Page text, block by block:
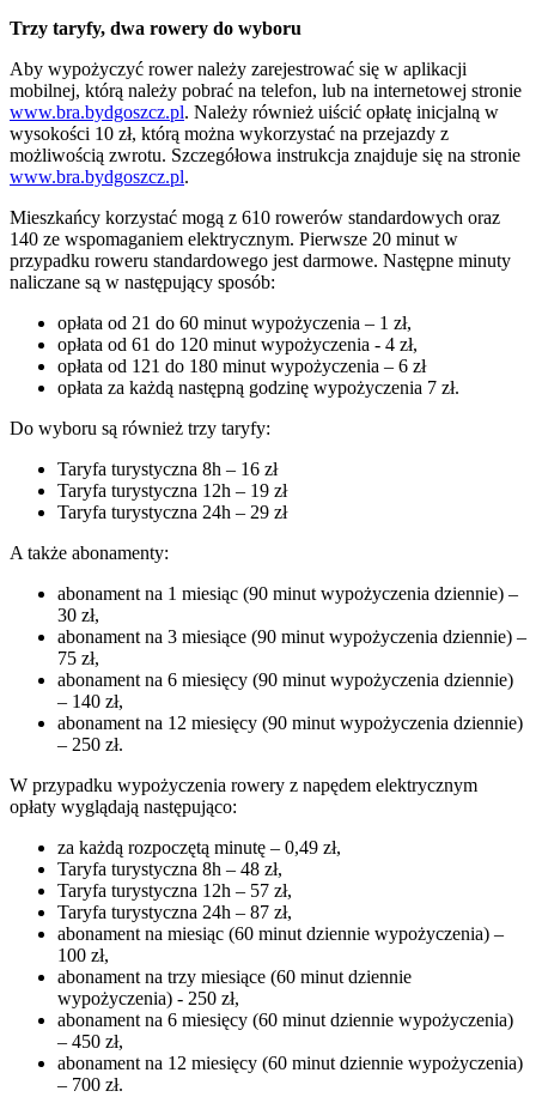
Trzy taryfy, dwa rowery do wyboru
Aby wypożyczyć rower należy zarejestrować się w aplikacji
mobilnej, którą należy pobrać na telefon, lub na internetowej stronie
www.bra.bydgoszcz.pl. Należy również uiścić opłatę inicjalną w
wysokości 10 zł, którą można wykorzystać na przejazdy z
możliwością zwrotu. Szczegółowa instrukcja znajduje się na stronie
www.bra.bydgoszcz.pl.
Mieszkańcy korzystać mogą z 610 rowerów standardowych oraz
140 ze wspomaganiem elektrycznym. Pierwsze 20 minut w
przypadku roweru standardowego jest darmowe. Następne minuty
naliczane są w następujący sposób:
opłata od 21 do 60 minut wypożyczenia – 1 zł,
opłata od 61 do 120 minut wypożyczenia - 4 zł,
opłata od 121 do 180 minut wypożyczenia – 6 zł
opłata za każdą następną godzinę wypożyczenia 7 zł.
Do wyboru są również trzy taryfy:
Taryfa turystyczna 8h – 16 zł
Taryfa turystyczna 12h – 19 zł
Taryfa turystyczna 24h – 29 zł
A także abonamenty:
abonament na 1 miesiąc (90 minut wypożyczenia dziennie) –
30 zł,
abonament na 3 miesiące (90 minut wypożyczenia dziennie) –
75 zł,
abonament na 6 miesięcy (90 minut wypożyczenia dziennie)
– 140 zł,
abonament na 12 miesięcy (90 minut wypożyczenia dziennie)
– 250 zł.
W przypadku wypożyczenia rowery z napędem elektrycznym
opłaty wyglądają następująco:
za każdą rozpoczętą minutę – 0,49 zł,
Taryfa turystyczna 8h – 48 zł,
Taryfa turystyczna 12h – 57 zł,
Taryfa turystyczna 24h – 87 zł,
abonament na miesiąc (60 minut dziennie wypożyczenia) –
100 zł,
abonament na trzy miesiące (60 minut dziennie
wypożyczenia) - 250 zł,
abonament na 6 miesięcy (60 minut dziennie wypożyczenia)
– 450 zł,
abonament na 12 miesięcy (60 minut dziennie wypożyczenia)
– 700 zł.